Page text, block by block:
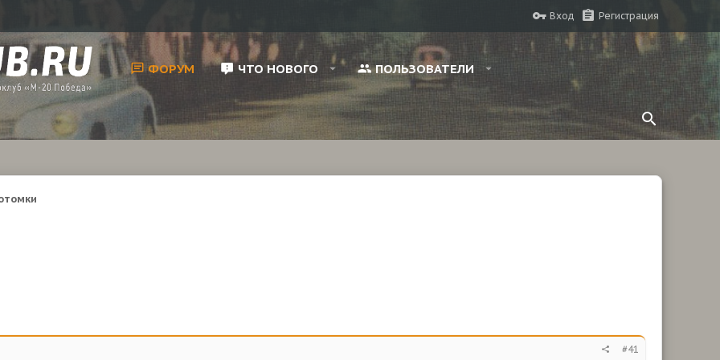
Вход Регистрация
ФОРУМ ЧТО НОВОГО ПОЛЬЗОВАТЕЛИ
#41